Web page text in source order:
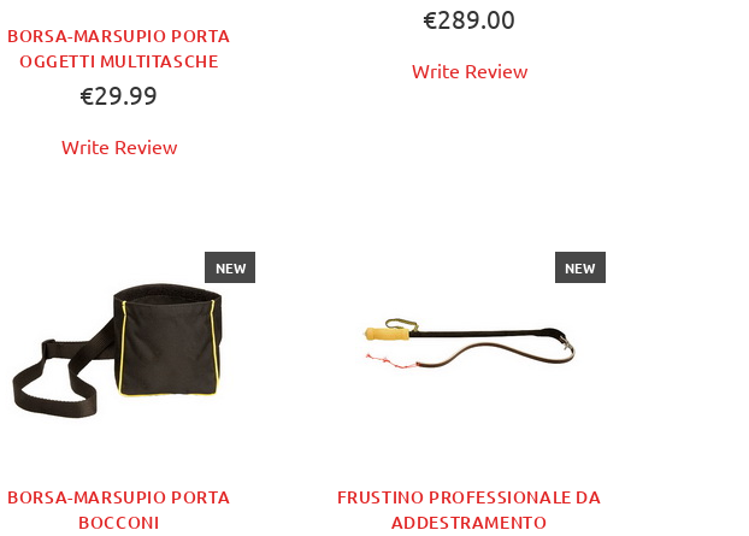
BORSA-MARSUPIO PORTA
OGGETTI MULTITASCHE
€29.99
Write Review
€289.00
Write Review
BORSA-MARSUPIO PORTA
BOCCONI
NEW
FRUSTINO PROFESSIONALE DA
ADDESTRAMENTO
NEW